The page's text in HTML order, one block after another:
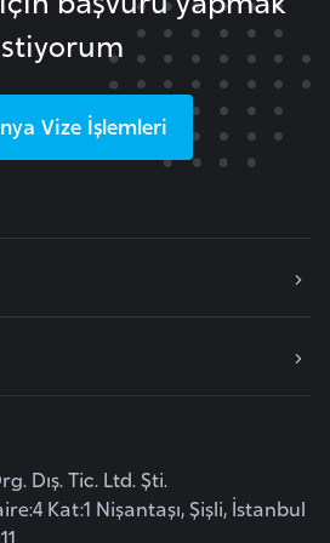
Vize İşlemleri
Dış. Tic. Ltd. Şti.
Kat:1 Nişantaşı, Şişli, İstanbul